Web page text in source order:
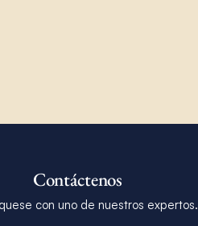
Contáctenos
con uno de nuestros expertos.